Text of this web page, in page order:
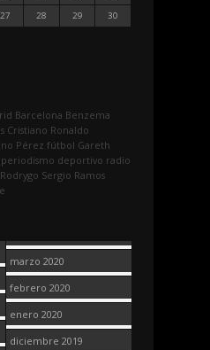
27 28 29
30
Barcelona Benzema
Cristiano Ronaldo
Pérez fútbol Gareth
periodismo deportivo radio
Rodrygo Sergio Ramos
marzo 2020
febrero 2020
enero 2020
diciembre 2019